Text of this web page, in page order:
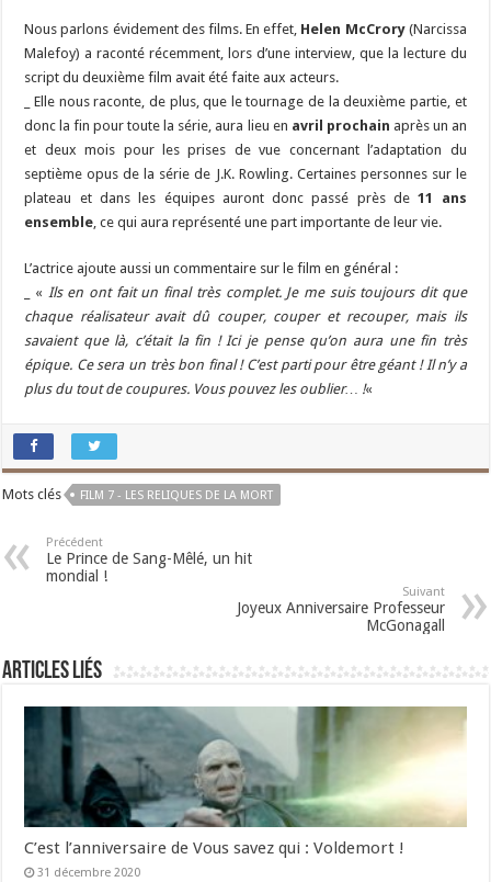
Nous parlons évidement des films. En effet, Helen McCrory(Narcissa
Malefoy) a raconté récemment, lors d’une interview, que la lecture du
script du deuxième film avait été faite aux acteurs.
_ Elle nous raconte, de plus, que le tournage de la deuxième partie, et
donc la fin pour toute la série, aura lieu en avril prochain après un an
et deux mois pour les prises de vue concernant l’adaptation du
septième opus de la série de J.K. Rowling. Certaines personnes sur le
plateau et dans les équipes auront donc passé près de11 ans
ensemble, ce qui aura représenté une part importante de leur vie.
L’actrice ajoute aussi un commentaire sur le film en général :
_ « Ils en ont fait un final très complet. Je me suis toujours dit que
chaque réalisateur avait dû couper, couper et recouper, mais ils
savaient que là, c’était la fin ! Ici je pense qu’on aura une fin très
épique. Ce sera un très bon final ! C’est parti pour être géant ! Il n’y a
plus du tout de coupures. Vous pouvez les oublier… !«
Mots clés FILM 7 - LES RELIQUES DE LA MORT
Précédent
Le Prince de Sang-Mêlé, un hit
mondial !
Suivant
Joyeux Anniversaire Professeur
McGonagall
Articles liés
C’est l’anniversaire de Vous savez qui : Voldemort !
31 décembre 2020